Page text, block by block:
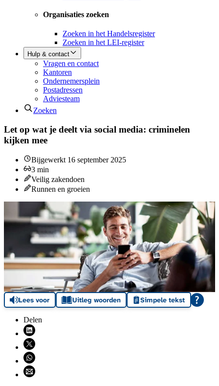
Organisaties zoeken
Zoeken in het Handelsregister
Zoeken in het LEI-register
Hulp & contact
Vragen en contact
Kantoren
Ondernemersplein
Postadressen
Adviesteam
Zoeken
Let op wat je deelt via social media: criminelen
kijken mee
Bijgewerkt 16 september 2025
3 min
Veilig zakendoen
Runnen en groeien
Lees voor Uitleg woorden Simpele tekst
Delen
Deel via LinkedIn (opent nieuw venster)
Deel via X (opent nieuw venster)
Deel via WhatsApp (opent WhatsApp)
Deel via email (opent email programma)